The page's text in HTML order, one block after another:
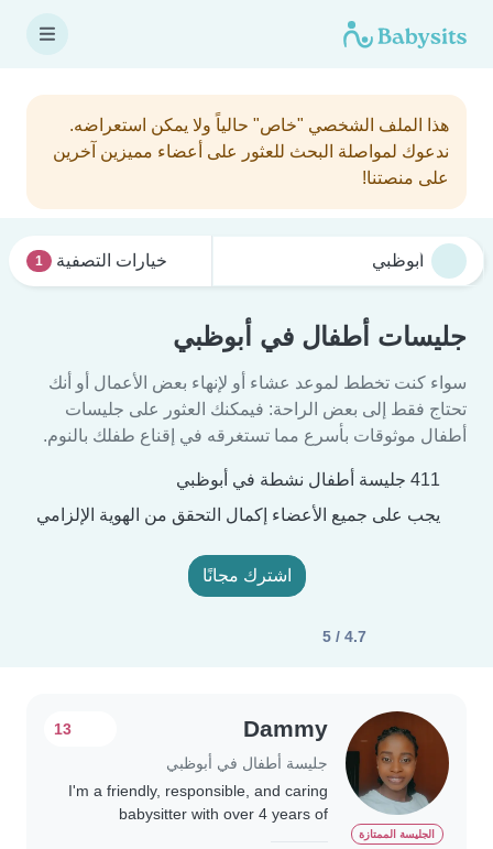
هذا الملف الشخصي "خاص" حالياً ولا يمكن استعراضه.
ندعوك لمواصلة البحث للعثور على أعضاء مميزين آخرين
على منصتنا!
خيارات التصفية 1
جليسات أطفال في أبوظبي
سواء كنت تخطط لموعد عشاء أو لإنهاء بعض الأعمال أو أنك
تحتاج فقط إلى بعض الراحة: فيمكنك العثور على جليسات
أطفال موثوقات بأسرع مما تستغرقه في إقناع طفلك بالنوم.
411 جليسة أطفال نشطة في أبوظبي
يجب على جميع الأعضاء إكمال التحقق من الهوية الإلزامي
اشترك مجانًا
4.7 / 5
الجليسة الممتازة
Dammy
جليسة أطفال في أبوظبي
13
I'm a friendly, responsible, and caring
babysitter with over 4 years of